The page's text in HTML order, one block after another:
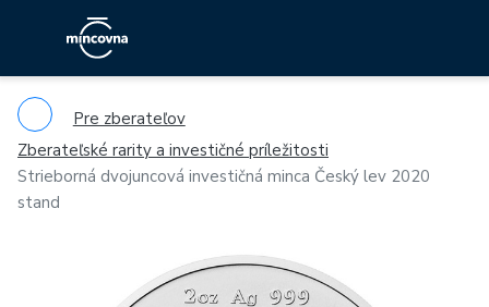
Pre zberateľov
Zberateľské rarity a investičné príležitosti
Strieborná dvojuncová investičná minca Český lev 2020
stand